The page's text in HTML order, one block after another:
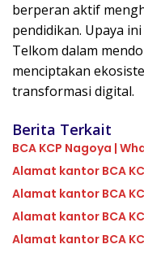
berperan aktif
pendidikan. Upaya
Telkom dalam
menciptakan
transformasi digital.
Berita Terkait
BCA KCP Nagoya |